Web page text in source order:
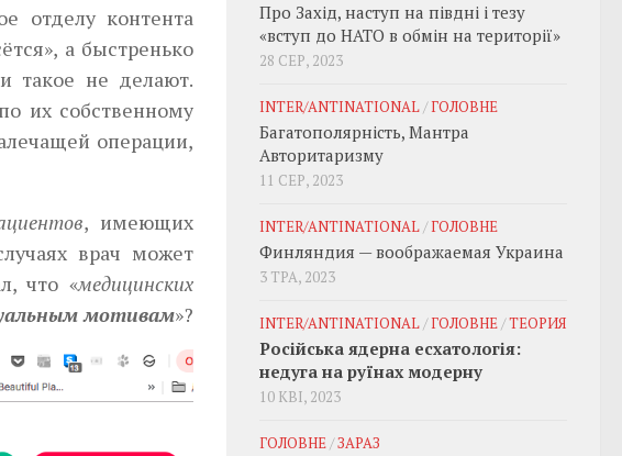
отделу контента
а быстренько
такое не делают.
их собственному
операции,
, имеющих
врач может
что «медицинских
мотивам»?
Про Захід, наступ на півдні і тезу
«вступ до НАТО в обмін на території»
28 СЕР, 2023
INTER/ANTINATIONAL/ГОЛОВНЕ
Багатополярність, Мантра
Авторитаризму
11 СЕР, 2023
INTER/ANTINATIONAL/ГОЛОВНЕ
Финляндия — воображаемая Украина
3 ТРА, 2023
INTER/ANTINATIONAL/ГОЛОВНЕ/ТЕОРИЯ
Російська ядерна есхатологія:
недуга на руїнах модерну
10 КВІ, 2023
ГОЛОВНЕ/ЗАРАЗ